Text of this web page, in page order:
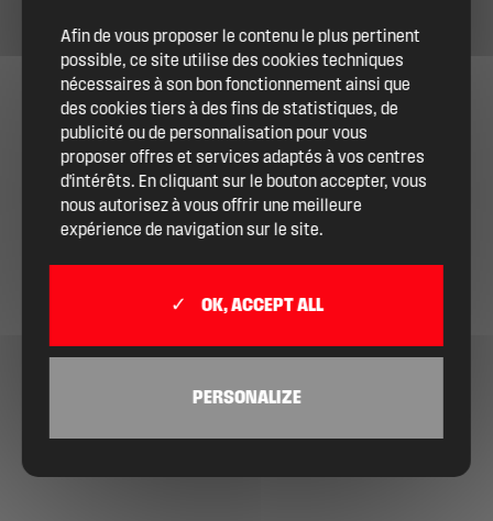
Afin de vous proposer le contenu le plus pertinent
possible, ce site utilise des cookies techniques
nécessaires à son bon fonctionnement ainsi que
des cookies tiers à des fins de statistiques, de
publicité ou de personnalisation pour vous
proposer offres et services adaptés à vos centres
d'intérêts. En cliquant sur le bouton accepter, vous
nous autorisez à vous offrir une meilleure
expérience de navigation sur le site.
OK, ACCEPT ALL
PERSONALIZE